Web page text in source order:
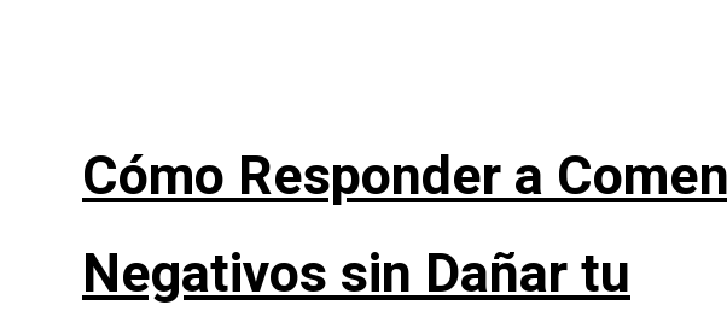
Cómo Responder a
Negativos sin Dañar tu